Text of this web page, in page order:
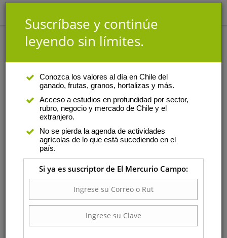
Rodrigo Fuenzalida
Es ingeniero agrónomo de la
de Valparaíso. Hasta hace unos
agente de venta de maquinaria
agrícola para la empresa
Sigdotek y en la actualidad
trabaja como docente del Duoc
UC y asesor en gestión agrícola.
Suscríbase y continúe
leyendo sin límites.
Conozca los valores al día en Chile del
ganado, frutas, granos, hortalizas y más.
Acceso a estudios en profundidad por sector,
rubro, negocio y mercado de Chile y el
extranjero.
No se pierda la agenda de actividades
agrícolas de lo que está sucediendo en el
país.
Si ya es suscriptor de El Mercurio Campo: